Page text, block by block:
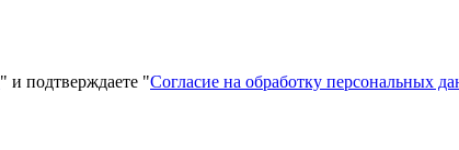
" и подтверждаете "Согласие на обработку персональных